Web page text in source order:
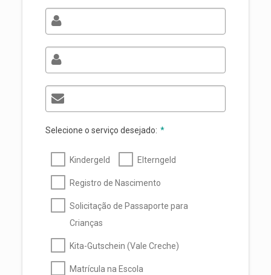
Selecione o serviço desejado: *
Kindergeld Elterngeld
Registro de Nascimento
Solicitação de Passaporte para
Crianças
Kita-Gutschein (Vale Creche)
Matrícula na Escola